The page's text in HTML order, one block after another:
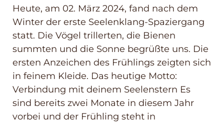
Heute, am 02. März 2024, fand nach dem
Winter der erste Seelenklang-Spaziergang
statt. Die Vögel trillerten, die Bienen
summten und die Sonne begrüßte uns. Die
ersten Anzeichen des Frühlings zeigten sich
in feinem Kleide. Das heutige Motto:
Verbindung mit deinem Seelenstern Es
sind bereits zwei Monate in diesem Jahr
vorbei und der Frühling steht in